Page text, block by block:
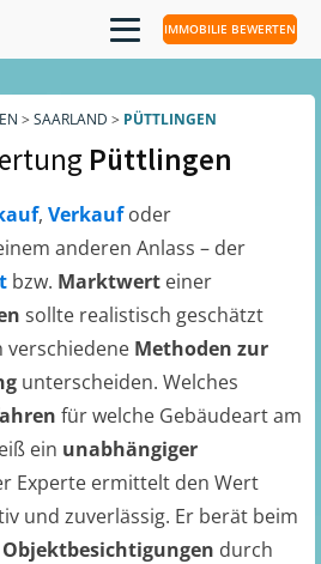
IMMOBILIE BEWERTEN
> SAARLAND > PÜTTLINGEN
Püttlingen
, Verkaufoder
anderen Anlass – der
bzw. Marktwert einer
sollte realistisch geschätzt
verschiedene Methoden zur
unterscheiden. Welches
für welche Gebäudeart am
ein unabhängiger
Experte ermittelt den Wert
und zuverlässig. Er berät beim
Objektbesichtigungen durch